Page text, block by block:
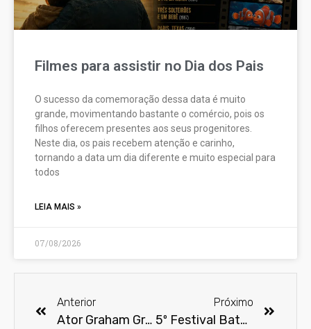
Filmes para assistir no Dia dos Pais
O sucesso da comemoração dessa data é muito
grande, movimentando bastante o comércio, pois os
filhos oferecem presentes aos seus progenitores.
Neste dia, os pais recebem atenção e carinho,
tornando a data um dia diferente e muito especial para
todos
LEIA MAIS »
07/08/2026
Anterior
Ator Graham Greene morre aos 72 anos
Próximo
5º Festival Batman Day celebra o Cavaleiro das Trevas em Santos